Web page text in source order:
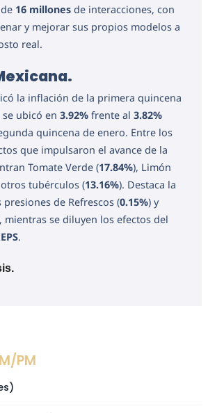
16 millones de interacciones, con
y mejorar sus propios modelos a
real.
la inflación de la primera quincena
ubicó en 3.92% frente al 3.82%
quincena de enero. Entre los
que impulsaron el avance de la
Tomate Verde (17.84%), Limón
otros tubérculos (13.16%). Destaca la
de Refrescos (0.15%) y
mientras se diluyen los efectos del
.
PM